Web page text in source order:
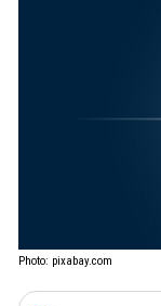
Photo: pixabay.com